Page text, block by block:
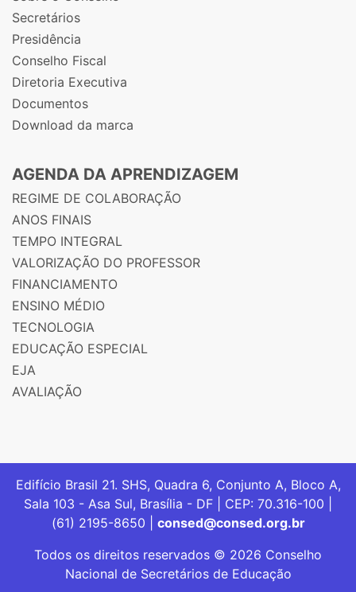
Secretários
Presidência
Conselho Fiscal
Diretoria Executiva
Documentos
Download da marca
AGENDA DA APRENDIZAGEM
REGIME DE COLABORAÇÃO
ANOS FINAIS
TEMPO INTEGRAL
VALORIZAÇÃO DO PROFESSOR
FINANCIAMENTO
ENSINO MÉDIO
TECNOLOGIA
EDUCAÇÃO ESPECIAL
EJA
AVALIAÇÃO
Edifício Brasil 21. SHS, Quadra 6, Conjunto A, Bloco A,
Sala 103 - Asa Sul, Brasília - DF | CEP: 70.316-100 |
(61) 2195-8650 | consed@consed.org.br
Todos os direitos reservados © 2026 Conselho
Nacional de Secretários de Educação